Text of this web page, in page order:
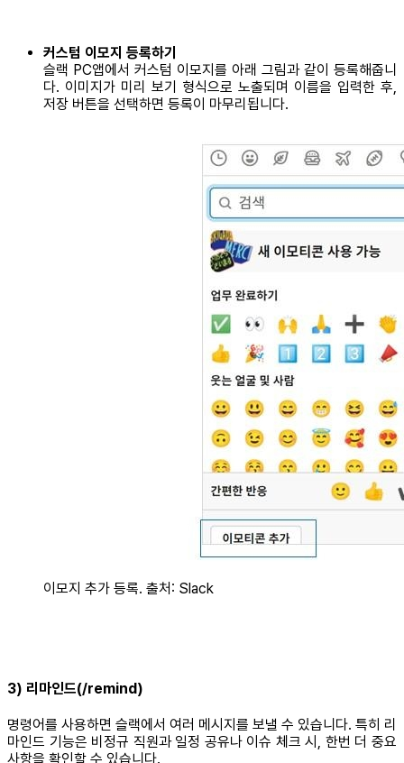
커스텀 이모지 등록하기
슬랙 PC앱에서 커스텀 이모지를 아래 그림과 같이 등록해줍니
다. 이미지가 미리 보기 형식으로 노출되며 이름을 입력한 후,
저장 버튼을 선택하면 등록이 마무리됩니다.
이모지 추가 등록. 출처: Slack
3) 리마인드(/remind)
명령어를 사용하면 슬랙에서 여러 메시지를 보낼 수 있습니다. 특히 리
마인드 기능은 비정규 직원과 일정 공유나 이슈 체크 시, 한번 더 중요
사항을 확인할 수 있습니다.